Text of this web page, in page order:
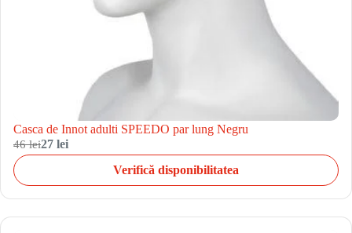
Casca de Innot adulti SPEEDO par lung Negru
46 lei27 lei
Verifică disponibilitatea